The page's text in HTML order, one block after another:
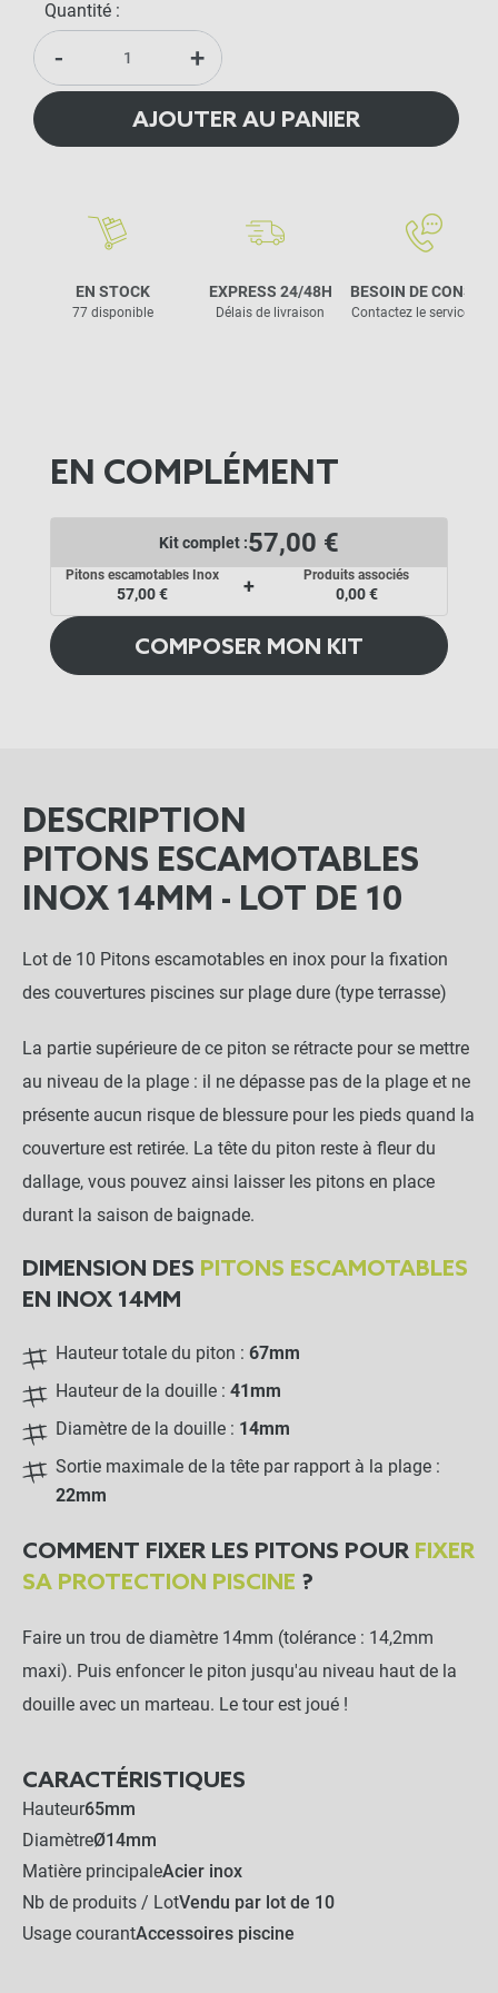
Quantité :
- +
AJOUTER AU PANIER
EN STOCK
77 disponible
EXPRESS 24/48H
Délais de livraison
BESOIN DE CONSEIL
Contactez le service
EN COMPLÉMENT
Kit complet :57,00 €
Pitons escamotables Inox
57,00 € +
Produits associés
0,00 €
COMPOSER MON KIT
Pitons escamotables Inox Ø14mm -
LES PRODUITS ALTERNATIFS
DESCRIPTION
PITONS ESCAMOTABLES
INOX 14MM - LOT DE 10
Lot de 10 Pitons escamotables en inox pour la fixation
des couvertures piscines sur plage dure (type terrasse)
La partie supérieure de ce piton se rétracte pour se mettre
au niveau de la plage : il ne dépasse pas de la plage et ne
présente aucun risque de blessure pour les pieds quand la
couverture est retirée. La tête du piton reste à fleur du
dallage, vous pouvez ainsi laisser les pitons en place
durant la saison de baignade.
DIMENSION DES PITONS ESCAMOTABLES
EN INOX 14MM
Hauteur totale du piton : 67mm
Hauteur de la douille : 41mm
Diamètre de la douille : 14mm
Sortie maximale de la tête par rapport à la plage :
22mm
COMMENT FIXER LES PITONS POUR FIXER
SA PROTECTION PISCINE ?
Faire un trou de diamètre 14mm (tolérance : 14,2mm
maxi). Puis enfoncer le piton jusqu'au niveau haut de la
douille avec un marteau. Le tour est joué !
CARACTÉRISTIQUES
Hauteur65mm
DiamètreØ14mm
Matière principaleAcier inox
Nb de produits / LotVendu par lot de 10
Usage courantAccessoires piscine